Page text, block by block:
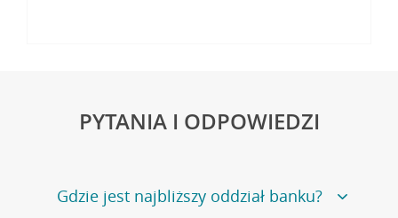
PYTANIA I ODPOWIEDZI
Gdzie jest najbliższy oddział banku?